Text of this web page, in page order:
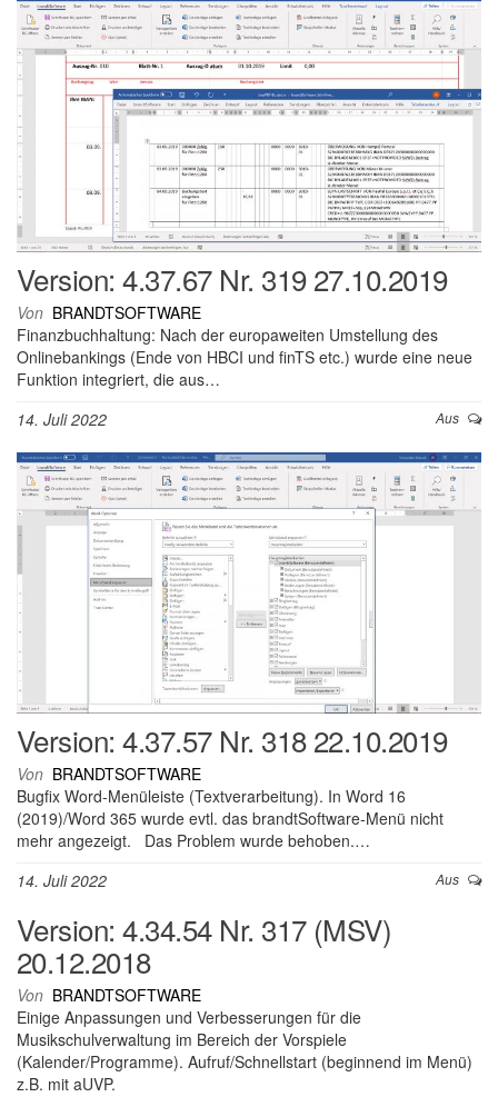
Version: 4.37.67 Nr. 319 27.10.2019
Von BRANDTSOFTWARE
Finanzbuchhaltung: Nach der europaweiten Umstellung des
Onlinebankings (Ende von HBCI und finTS etc.) wurde eine neue
Funktion integriert, die aus…
14. Juli 2022
Aus
Version: 4.37.57 Nr. 318 22.10.2019
Von BRANDTSOFTWARE
Bugfix Word-Menüleiste (Textverarbeitung). In Word 16
(2019)/Word 365 wurde evtl. das brandtSoftware-Menü nicht
mehr angezeigt. Das Problem wurde behoben.…
14. Juli 2022
Aus
Version: 4.34.54 Nr. 317 (MSV)
20.12.2018
Von BRANDTSOFTWARE
Einige Anpassungen und Verbesserungen für die
Musikschulverwaltung im Bereich der Vorspiele
(Kalender/Programme). Aufruf/Schnellstart (beginnend im Menü)
z.B. mit aUVP.